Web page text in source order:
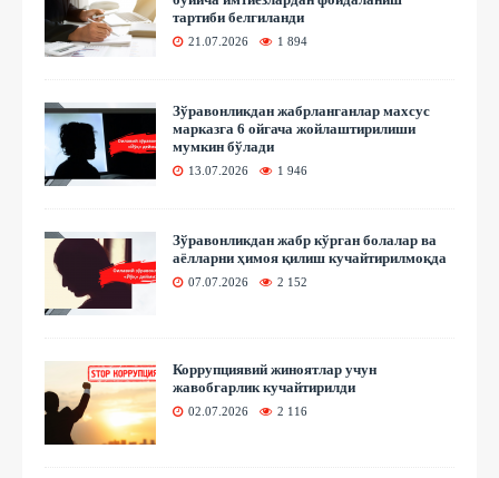
тартиби белгиланди
21.07.2026 1 894
Зўравонликдан жабрланганлар махсус
марказга 6 ойгача жойлаштирилиши
мумкин бўлади
13.07.2026 1 946
Зўравонликдан жабр кўрган болалар ва
аёлларни ҳимоя қилиш кучайтирилмоқда
07.07.2026 2 152
Коррупциявий жиноятлар учун
жавобгарлик кучайтирилди
02.07.2026 2 116